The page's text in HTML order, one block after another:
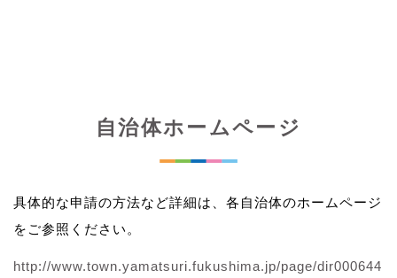
自治体ホームページ
具体的な申請の方法など詳細は、各自治体のホームページ
をご参照ください。
http://www.town.yamatsuri.fukushima.jp/page/dir000644